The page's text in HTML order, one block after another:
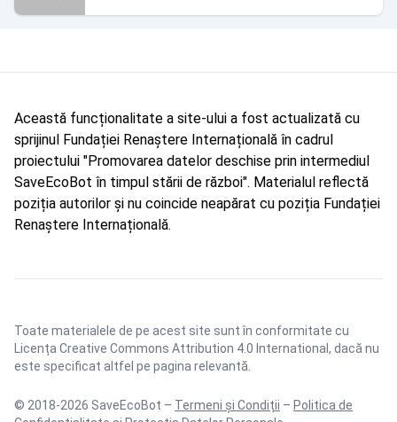
Această funcționalitate a site-ului a fost actualizată cu
sprijinul Fundației Renaștere Internațională în cadrul
proiectului "Promovarea datelor deschise prin intermediul
SaveEcoBot în timpul stării de război". Materialul reflectă
poziția autorilor și nu coincide neapărat cu poziția Fundației
Renaștere Internațională.
Toate materialele de pe acest site sunt în conformitate cu
Licența Creative Commons Attribution 4.0 International , dacă nu
este specificat altfel pe pagina relevantă.
© 2018-2026 SaveEcoBot – Termeni și Condiții – Politica de